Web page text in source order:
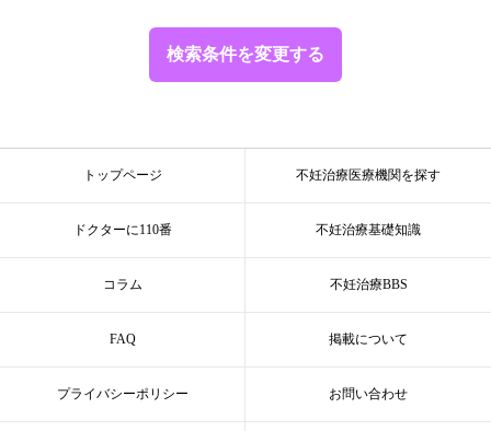
検索条件を変更する
トップページ 不妊治療医療機関を探す
ドクターに110番 不妊治療基礎知識
コラム 不妊治療BBS
FAQ 掲載について
プライバシーポリシー お問い合わせ